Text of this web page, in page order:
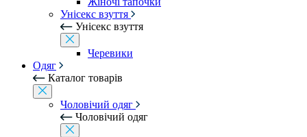
Унісекс взуття
Унісекс взуття
Черевики
Одяг
Каталог товарів
Чоловічий одяг
Чоловічий одяг